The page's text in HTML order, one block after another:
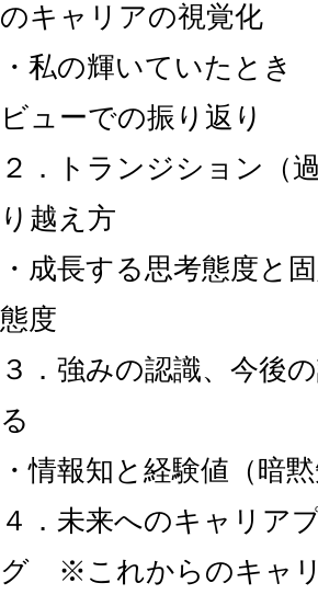
のキャリアの視覚化
・私の輝いていたとき
ビューでの振り返り
２．トランジション（
り越え方
・成長する思考態度と
態度
３．強みの認識、今後
る
・情報知と経験値（暗
４．未来へのキャリア
グ ※これからのキャ